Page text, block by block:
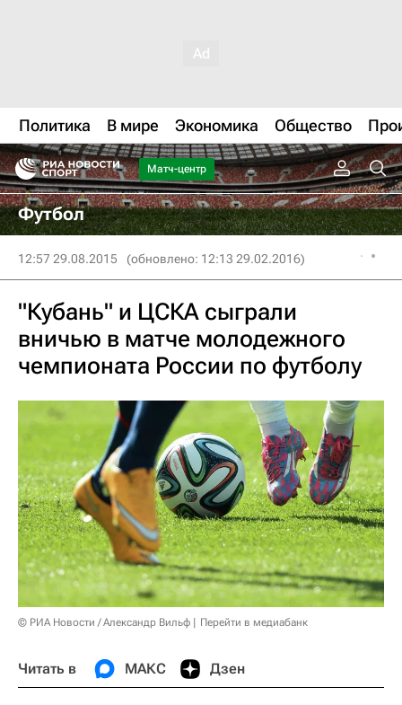
Политика В мире Экономика Общество
Матч-центр
Футбол
12:57 29.08.2015 (обновлено: 12:13 29.02.2016)
"Кубань" и ЦСКА сыграли
вничью в матче молодежного
чемпионата России по футболу
© РИА Новости / Александр Вильф Перейти в медиабанк
Читать в МАКС Дзен